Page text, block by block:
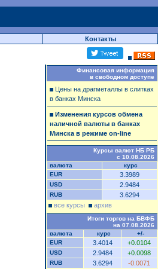
Контакты
Финансовая информация
в свободном доступе
Цены на драгметаллы в слитках
в банках Минска
Изменения курсов обмена
наличной валюты в банках
Минска в режиме on-line
Курсы валют НБ РБ
с 10.08.2026
валюта
курс
EUR
3.3989
USD 2.9484
RUB
3.6294
все курсы
архив
Итоги торгов на БВФБ
на 07.08.2026
валюта
курс
+/-
EUR
3.4014 +0.0104
USD 2.9484 +0.0098
RUB 3.6294
-0.0071